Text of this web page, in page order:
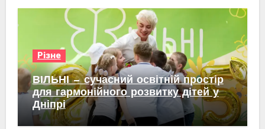
Різне
ВІЛЬНІ — сучасний освітній простір
для гармонійного розвитку дітей у
Дніпрі